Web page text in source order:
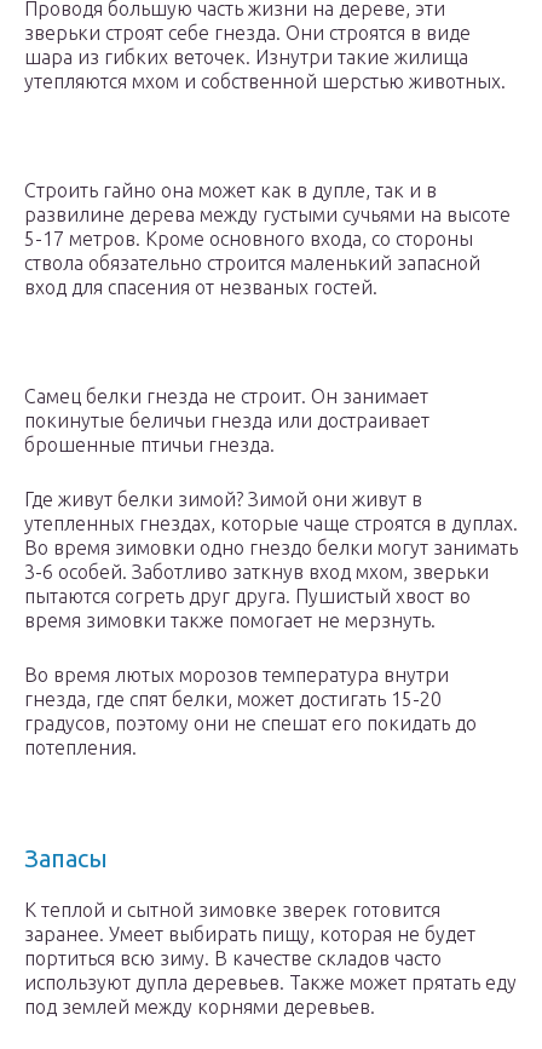
Проводя большую часть жизни на дереве, эти
зверьки строят себе гнезда. Они строятся в виде
шара из гибких веточек. Изнутри такие жилища
утепляются мхом и собственной шерстью животных.
Строить гайно она может как в дупле, так и в
развилине дерева между густыми сучьями на высоте
5-17 метров. Кроме основного входа, со стороны
ствола обязательно строится маленький запасной
вход для спасения от незваных гостей.
Самец белки гнезда не строит. Он занимает
покинутые беличьи гнезда или достраивает
брошенные птичьи гнезда.
Где живут белки зимой? Зимой они живут в
утепленных гнездах, которые чаще строятся в дуплах.
Во время зимовки одно гнездо белки могут занимать
3-6 особей. Заботливо заткнув вход мхом, зверьки
пытаются согреть друг друга. Пушистый хвост во
время зимовки также помогает не мерзнуть.
Во время лютых морозов температура внутри
гнезда, где спят белки, может достигать 15-20
градусов, поэтому они не спешат его покидать до
потепления.
Запасы
К теплой и сытной зимовке зверек готовится
заранее. Умеет выбирать пищу, которая не будет
портиться всю зиму. В качестве складов часто
используют дупла деревьев. Также может прятать еду
под землей между корнями деревьев.